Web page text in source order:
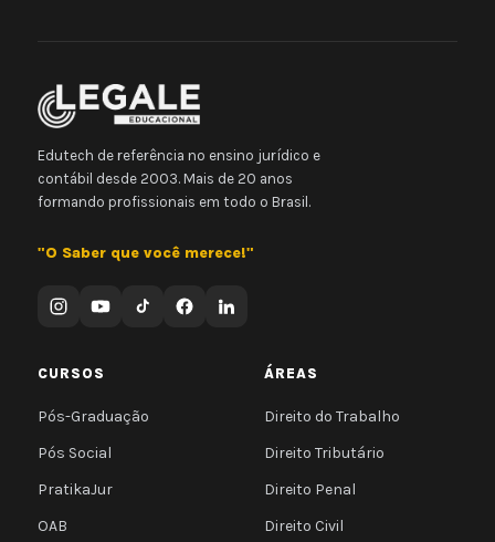
Edutech de referência no ensino jurídico e
contábil desde 2003. Mais de 20 anos
formando profissionais em todo o Brasil.
"O Saber que você merece!"
CURSOS
Pós-Graduação
Pós Social
PratikaJur
OAB
ÁREAS
Direito do Trabalho
Direito Tributário
Direito Penal
Direito Civil